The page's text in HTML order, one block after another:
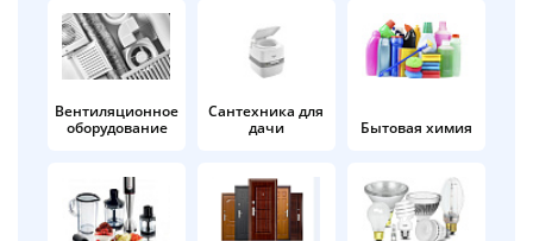
Вентиляционное
оборудование
Сантехника для
дачи
Бытовая химия
по25%каждые 2 недели
Подробнее
об оплате Плайтом